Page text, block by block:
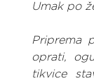
Umak po
Priprema
oprati,
tikvice